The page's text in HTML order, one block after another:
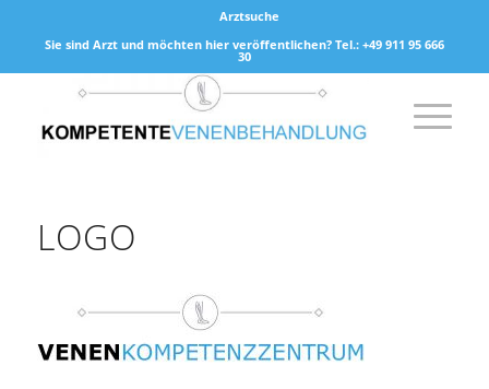
Arztsuche
Sie sind Arzt und möchten hier veröffentlichen? Tel.: +49 911 95 666
30
LOGO